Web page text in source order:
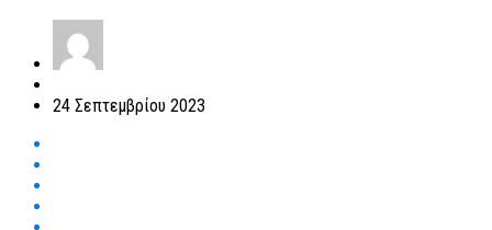
24 Σεπτεμβρίου 2023